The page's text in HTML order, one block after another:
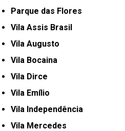
Parque das Flores
Vila Assis Brasil
Vila Augusto
Vila Bocaina
Vila Dirce
Vila Emílio
Vila Independência
Vila Mercedes